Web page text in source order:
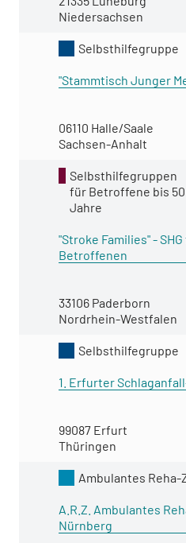
Niedersachsen
Selbsthilfegruppe
"Stammtisch Junger
06110 Halle/Saale
Sachsen-Anhalt
Selbsthilfegruppen
für Betroffene bis 50
Jahre
"Stroke Families" -
Betroffenen
33106 Paderborn
Nordrhein-Westfalen
Selbsthilfegruppe
1. Erfurter
99087 Erfurt
Thüringen
Ambulantes Reha-
A.R.Z. Ambulantes
Nürnberg